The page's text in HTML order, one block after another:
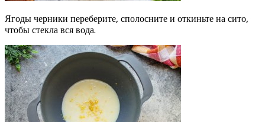
Ягоды черники переберите, сполосните и откиньте на сито,
чтобы стекла вся вода.